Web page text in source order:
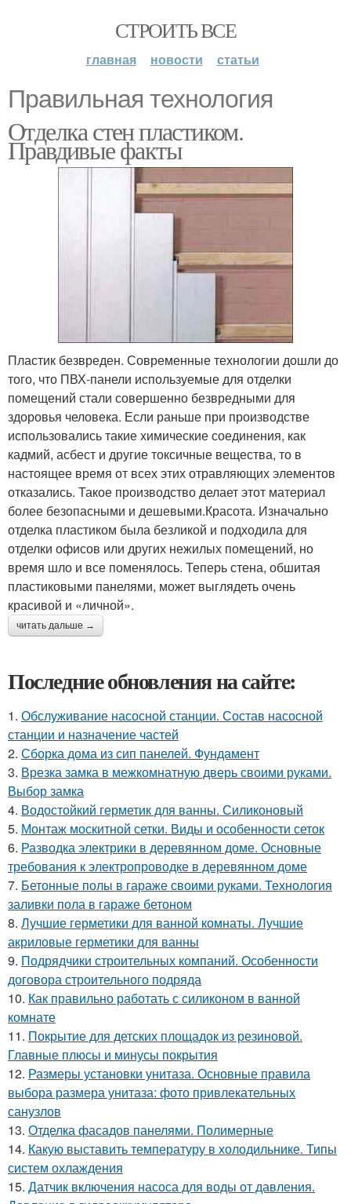
СТРОИТЬ ВСЕ
главная новости статьи
Правильная технология
Отделка стен пластиком.
Правдивые факты
Пластик безвреден. Современные технологии дошли до
того, что ПВХ-панели используемые для отделки
помещений стали совершенно безвредными для
здоровья человека. Если раньше при производстве
использовались такие химические соединения, как
кадмий, асбест и другие токсичные вещества, то в
настоящее время от всех этих отравляющих элементов
отказались. Такое производство делает этот материал
более безопасными и дешевыми.Красота. Изначально
отделка пластиком была безликой и подходила для
отделки офисов или других нежилых помещений, но
время шло и все поменялось. Теперь стена, обшитая
пластиковыми панелями, может выглядеть очень
красивой и «личной».
читать дальше →
Последние обновления на сайте:
1. Обслуживание насосной станции. Состав насосной
станции и назначение частей
2. Сборка дома из сип панелей. Фундамент
3. Врезка замка в межкомнатную дверь своими руками.
Выбор замка
4. Водостойкий герметик для ванны. Силиконовый
5. Монтаж москитной сетки. Виды и особенности сеток
6. Разводка электрики в деревянном доме. Основные
требования к электропроводке в деревянном доме
7. Бетонные полы в гараже своими руками. Технология
заливки пола в гараже бетоном
8. Лучшие герметики для ванной комнаты. Лучшие
акриловые герметики для ванны
9. Подрядчики строительных компаний. Особенности
договора строительного подряда
10. Как правильно работать с силиконом в ванной
комнате
11. Покрытие для детских площадок из резиновой.
Главные плюсы и минусы покрытия
12. Размеры установки унитаза. Основные правила
выбора размера унитаза: фото привлекательных
санузлов
13. Отделка фасадов панелями. Полимерные
14. Какую выставить температуру в холодильнике. Типы
систем охлаждения
15. Датчик включения насоса для воды от давления.